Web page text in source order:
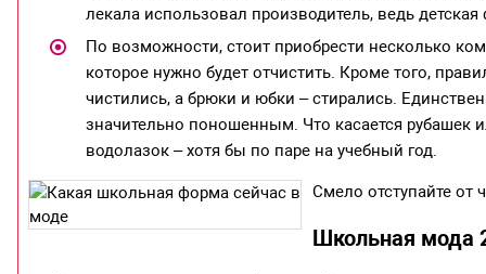
лекала использовал производитель, ведь
По возможности, стоит приобрести несколько
которое нужно будет отчистить. Кроме того,
чистились, а брюки и юбки – стирались.
значительно поношенным. Что касается рубашек
водолазок – хотя бы по паре на учебный год.
Смело отступайте от
Школьная мода